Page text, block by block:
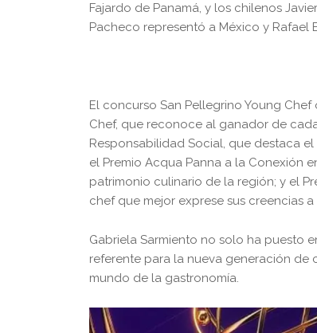
Fajardo de Panamá, y los chilenos
Pacheco representó a México y Rafael
El concurso San Pellegrino Young
Chef, que reconoce al ganador de
Responsabilidad Social, que destaca
el Premio Acqua Panna a la Conexión
patrimonio culinario de la región; y el
chef que mejor exprese sus creencias
Gabriela Sarmiento no solo ha puesto
referente para la nueva generación de
mundo de la gastronomía.